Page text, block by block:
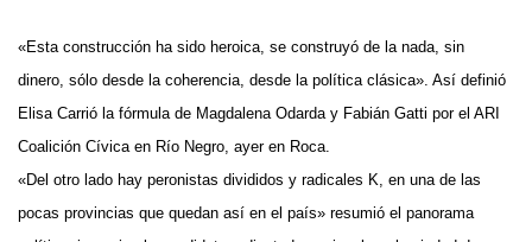
«Esta construcción ha sido heroica, se construyó de la nada, sin
dinero, sólo desde la coherencia, desde la política clásica». Así definió
Elisa Carrió la fórmula de Magdalena Odarda y Fabián Gatti por el ARI
Coalición Cívica en Río Negro, ayer en Roca.
«Del otro lado hay peronistas divididos y radicales K, en una de las
pocas provincias que quedan así en el país» resumió el panorama